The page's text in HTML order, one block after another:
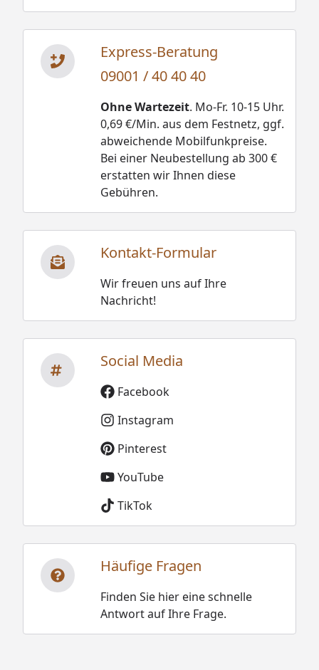
Express-Beratung
09001 / 40 40 40
Ohne Wartezeit. Mo-Fr. 10-15 Uhr.
0,69 €/Min. aus dem Festnetz, ggf.
abweichende Mobilfunkpreise.
Bei einer Neubestellung ab 300 €
erstatten wir Ihnen diese
Gebühren.
Kontakt-Formular
Wir freuen uns auf Ihre
Nachricht!
Social Media
Facebook
Instagram
Pinterest
YouTube
TikTok
Häufige Fragen
Finden Sie hier eine schnelle
Antwort auf Ihre Frage.